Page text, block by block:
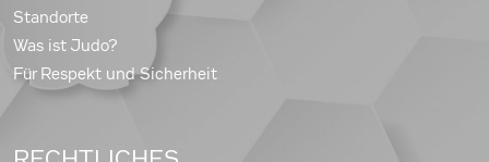
Standorte
Was ist Judo?
Für Respekt und Sicherheit